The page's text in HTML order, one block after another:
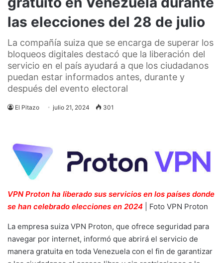
las elecciones del 28 de julio
La compañía suiza que se encarga de superar los
bloqueos digitales destacó que la liberación del
servicio en el país ayudará a que los ciudadanos
puedan estar informados antes, durante y
después del evento electoral
El Pitazo julio 21, 2024 301
VPN Proton ha liberado sus servicios en los países donde
se han celebrado elecciones en 2024 | Foto VPN Proton
La empresa suiza VPN Proton, que ofrece seguridad para
navegar por internet, informó que abrirá el servicio de
manera gratuita en toda Venezuela con el fin de garantizar